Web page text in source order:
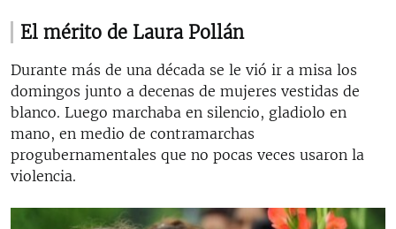
El mérito de Laura Pollán
Durante más de una década se le vió ir a misa los
domingos junto a decenas de mujeres vestidas de
blanco. Luego marchaba en silencio, gladiolo en
mano, en medio de contramarchas
progubernamentales que no pocas veces usaron la
violencia.